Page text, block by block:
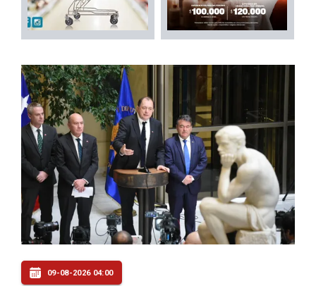
09-08-2026 04:00